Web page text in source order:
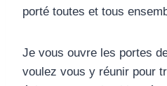
porté toutes et tous
Je vous ouvre les portes
voulez vous y réunir pour